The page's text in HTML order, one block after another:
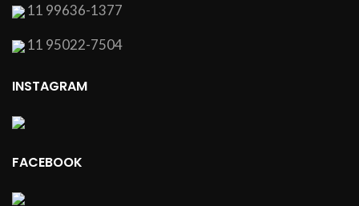
11 99636-1377
11 95022-7504
INSTAGRAM
FACEBOOK